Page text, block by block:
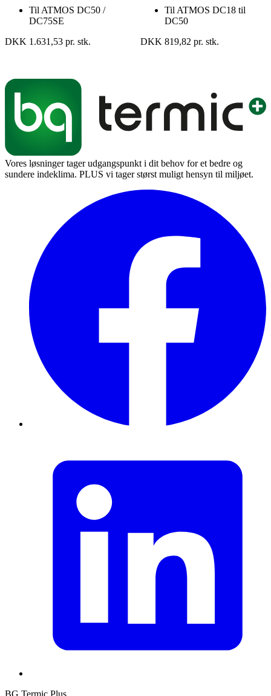
Til ATMOS DC50 /
DC75SE
DKK 1.631,53 pr. stk.
Til ATMOS DC18 til
DC50
DKK 819,82 pr. stk.
Vores løsninger tager udgangspunkt i dit behov for et bedre og
sundere indeklima. PLUS vi tager størst muligt hensyn til miljøet.